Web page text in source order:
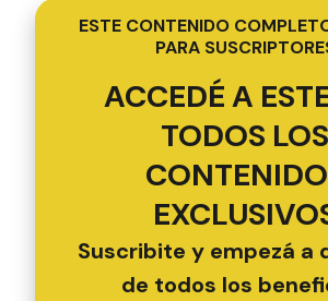
ESTE CONTENIDO
PARA
ACCEDÉ A
TODOS LOS
Suscribite y empezá a
de todos los